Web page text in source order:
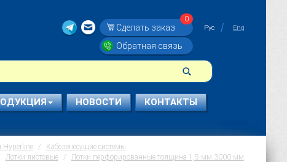
Сделать заказ
0
Обратная связь
Рус Eng
НОВОСТИ
КОНТАКТЫ
Hyperline
Кабеленесущие системы
Лотки листовые
Лотки перфорированные толщина 1,5 мм 3000 мм